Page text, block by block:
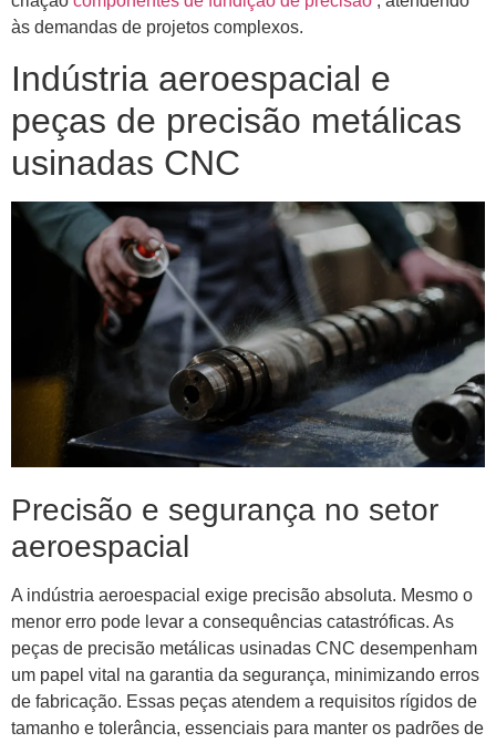
às demandas de projetos complexos.
Indústria aeroespacial e
peças de precisão metálicas
usinadas CNC
Precisão e segurança no setor
aeroespacial
A indústria aeroespacial exige precisão absoluta. Mesmo o
menor erro pode levar a consequências catastróficas. As
peças de precisão metálicas usinadas CNC desempenham
um papel vital na garantia da segurança, minimizando erros
de fabricação. Essas peças atendem a requisitos rígidos de
tamanho e tolerância, essenciais para manter os padrões de